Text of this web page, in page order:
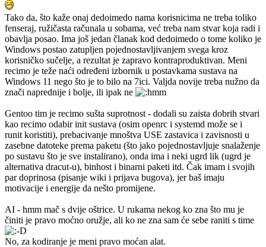
Tako da, što kaže onaj dedoimedo nama korisnicima ne treba toliko
fenseraj, ružičasta računala u sobama, već treba nam stvar koja radi i
obavlja posao. Ima još jedan članak kod dedoimedo o tome koliko je
Windows postao zatupljen pojednostavljivanjem svega kroz
korisničko sučelje, a rezultat je zapravo kontraproduktivan. Meni
recimo je teže naći određeni izbornik u postavkama sustava na
Windows 11 nego što je to bilo na 7ici. Valjda novije treba nužno da
znači naprednije i bolje, ili ipak ne
Gentoo tim je recimo sušta suprotnost - dodali su zaista dobrih stvari
kao recimo odabir init sustava (osim openrc i systemd može se i
runit koristiti), prebacivanje mnoštva USE zastavica i zavisnosti u
zasebne datoteke prema paketu (što jako pojednostavljuje snalaženje
po sustavu što je sve instalirano), onda ima i neki ugrd lik (ugrd je
alternativa dracut-u), binhost i binarni paketi itd. Čak imam i svojih
par doprinosa (pisanje wiki i prijava bugova), jer baš imaju
motivacije i energije da nešto promijene.
AI - hmm mač s dvije oštrice. U rukama nekog ko zna što mu je
činiti je pravo moćno oružje, ali ko ne zna sam će sebe raniti s time
No, za kodiranje je meni pravo moćan alat.